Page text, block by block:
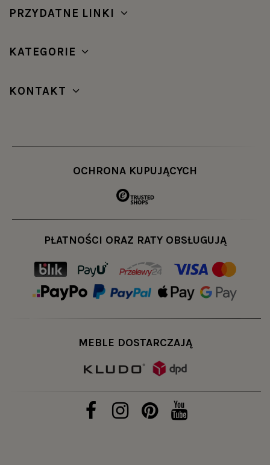
PRZYDATNE LINKI
KATEGORIE
KONTAKT
OCHRONA KUPUJĄCYCH
PŁATNOŚCI ORAZ RATY OBSŁUGUJĄ
MEBLE DOSTARCZAJĄ